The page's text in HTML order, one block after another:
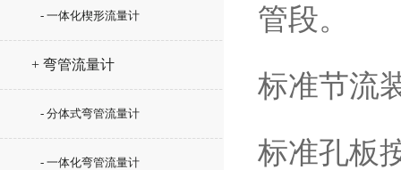
- 一体化楔形流量计
+ 弯管流量计
- 分体式弯管流量计
- 一体化弯管流量计
管段。
标准节流
标准孔板